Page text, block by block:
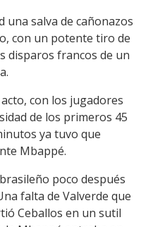
una salva de cañonazos
con un potente tiro de
disparos francos de un
con los jugadores
de los primeros 45
ya tuvo que
Mbappé.
poco después
falta de Valverde que
Ceballos en un sutil